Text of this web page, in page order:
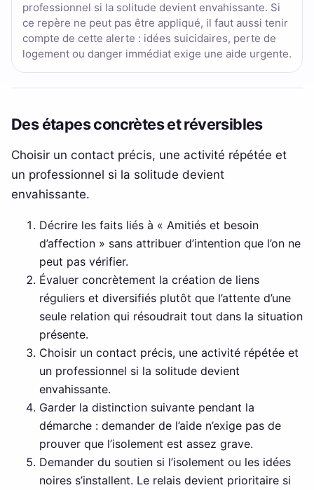
professionnel si la solitude devient envahissante. Si
ce repère ne peut pas être appliqué, il faut aussi tenir
compte de cette alerte : idées suicidaires, perte de
logement ou danger immédiat exige une aide urgente.
Des étapes concrètes et réversibles
Choisir un contact précis, une activité répétée et
un professionnel si la solitude devient
envahissante.
Décrire les faits liés à « Amitiés et besoin
d’affection » sans attribuer d’intention que l’on ne
peut pas vérifier.
Évaluer concrètement la création de liens
réguliers et diversifiés plutôt que l’attente d’une
seule relation qui résoudrait tout dans la situation
présente.
Choisir un contact précis, une activité répétée et
un professionnel si la solitude devient
envahissante.
Garder la distinction suivante pendant la
démarche : demander de l’aide n’exige pas de
prouver que l’isolement est assez grave.
Demander du soutien si l’isolement ou les idées
noires s’installent. Le relais devient prioritaire si